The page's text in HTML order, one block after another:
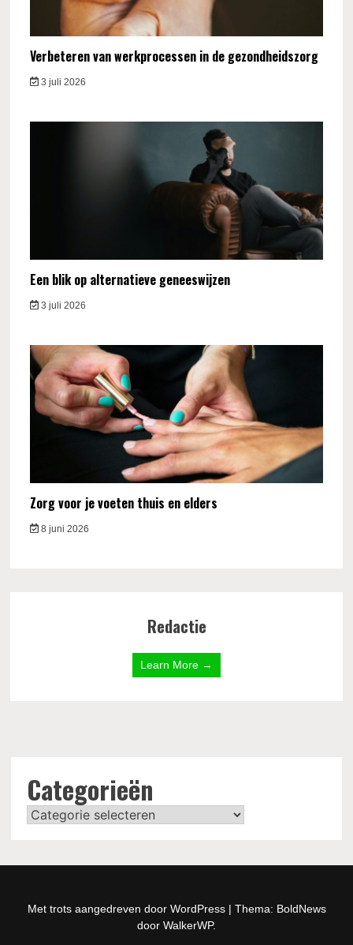
Verbeteren van werkprocessen in de gezondheidszorg
3 juli 2026
Een blik op alternatieve geneeswijzen
3 juli 2026
Zorg voor je voeten thuis en elders
8 juni 2026
Redactie
Learn More →
Categorieën
Categorieën
Met trots aangedreven door WordPress | Thema: BoldNews
door WalkerWP.